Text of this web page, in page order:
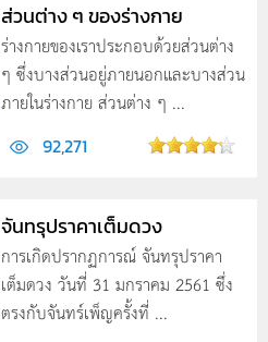
ส่วนต่าง ๆ ของร่างกาย
ร่างกายของเราประกอบด้วยส่วนต่าง
ๆ ซึ่งบางส่วนอยู่ภายนอกและบางส่วน
ภายในร่างกาย ส่วนต่าง ๆ ...
92,271
จันทรุปราคาเต็มดวง
การเกิดปรากฏการณ์ จันทรุปราคา
เต็มดวง วันที่ 31 มกราคม 2561 ซึ่ง
ตรงกับจันทร์เพ็ญครั้งที่ ...